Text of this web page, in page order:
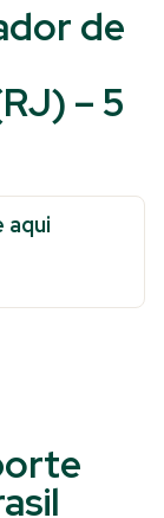
de
– 5
aqui